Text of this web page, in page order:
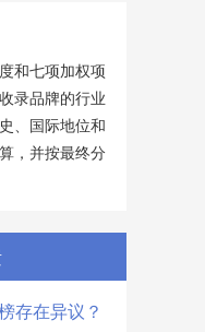
和七项加权项
录品牌的行业
、国际地位和
，并按最终分
存在异议？